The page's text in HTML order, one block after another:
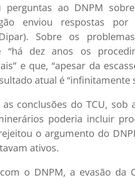
perguntas ao DNPM
enviou respostas
Sobre os
“há dez anos os
e que, “apesar da
atual é “infinitamente
conclusões do TCU,
poderia incluir
o argumento do
ativos.
o DNPM, a evasão da